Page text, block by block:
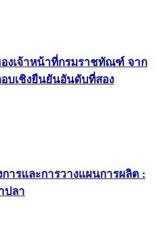
งเจ้าหน้าที่กรมราชทัณฑ์ จาก
บเชิงยืนยันอันดับที่สอง
ารและการวางแผนการผลิต :
ปลา